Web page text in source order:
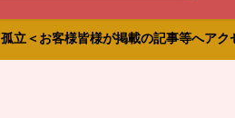
孤立＜お客様皆様が掲載の記事等へア